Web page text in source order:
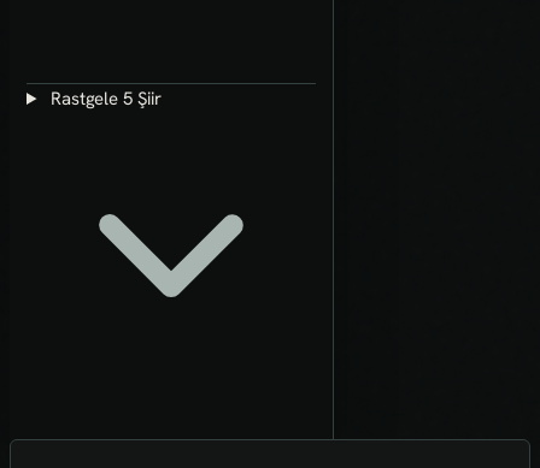
Rastgele 5 Şiir